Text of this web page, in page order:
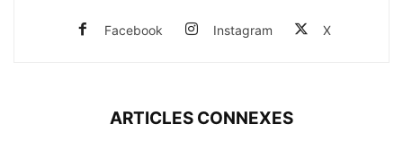
Facebook Instagram X
ARTICLES CONNEXES